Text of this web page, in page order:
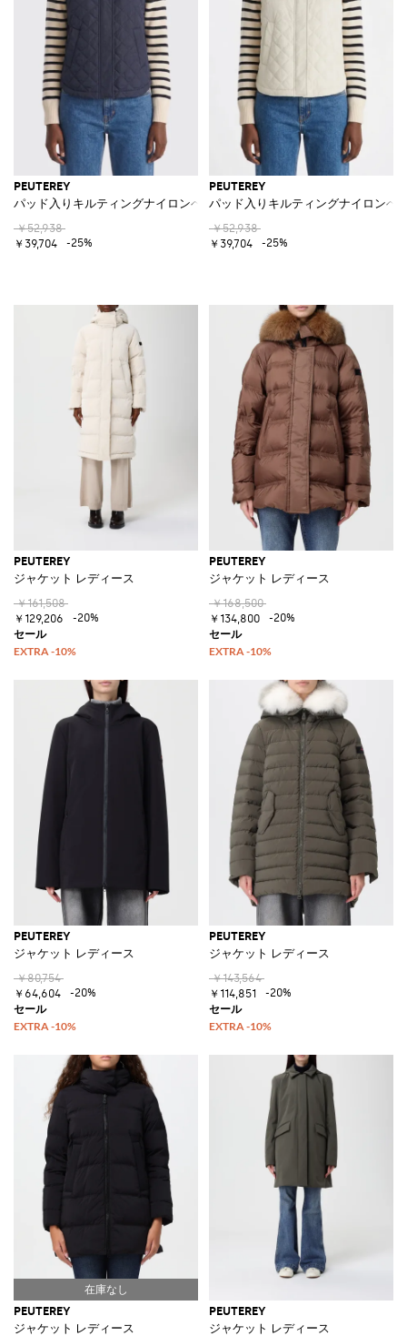
PEUTEREY
パッド入りキルティングナイロンベスト
￥52,938
￥39,704
-25%
PEUTEREY
パッド入りキルティングナイロンベ
￥52,938
￥39,704
-25%
PEUTEREY
ジャケット レディース
￥161,508
￥129,206
-20%
PEUTEREY
ジャケット レディース
￥168,500
￥134,800
-20%
PEUTEREY
ジャケット レディース
￥80,754
￥64,604
-20%
PEUTEREY
ジャケット レディース
￥143,564
￥114,851
-20%
PEUTEREY
ジャケット レディース
PEUTEREY
ジャケット レディース